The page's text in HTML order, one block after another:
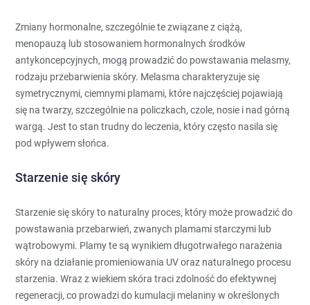
Zmiany hormonalne, szczególnie te związane z ciążą,
menopauzą lub stosowaniem hormonalnych środków
antykoncepcyjnych, mogą prowadzić do powstawania melasmy,
rodzaju przebarwienia skóry. Melasma charakteryzuje się
symetrycznymi, ciemnymi plamami, które najczęściej pojawiają
się na twarzy, szczególnie na policzkach, czole, nosie i nad górną
wargą. Jest to stan trudny do leczenia, który często nasila się
pod wpływem słońca.
Starzenie się skóry
Starzenie się skóry to naturalny proces, który może prowadzić do
powstawania przebarwień, zwanych plamami starczymi lub
wątrobowymi. Plamy te są wynikiem długotrwałego narażenia
skóry na działanie promieniowania UV oraz naturalnego procesu
starzenia. Wraz z wiekiem skóra traci zdolność do efektywnej
regeneracji, co prowadzi do kumulacji melaniny w określonych